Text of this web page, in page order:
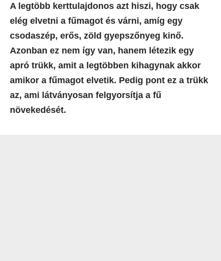
A legtöbb kerttulajdonos azt hiszi, hogy csak
elég elvetni a fűmagot és várni, amíg egy
csodaszép, erős, zöld gyepszőnyeg kinő.
Azonban ez nem így van, hanem létezik egy
apró trükk, amit a legtöbben kihagynak akkor
amikor a fűmagot elvetik. Pedig pont ez a trükk
az, ami látványosan felgyorsítja a fű
növekedését.